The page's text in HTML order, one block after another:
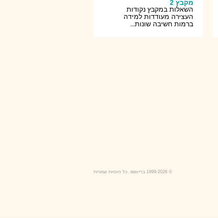
מקבץ 2
השאלות במקבץ נקודות
העצירה מעודדות למידה
ברמות חשיבה שונות...
© 1999-2026 בריינפופ. כל הזכויות שמורות